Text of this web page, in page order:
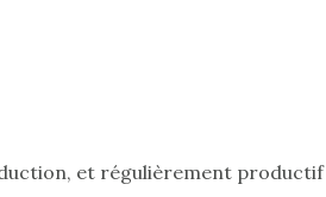
et régulièrement productif